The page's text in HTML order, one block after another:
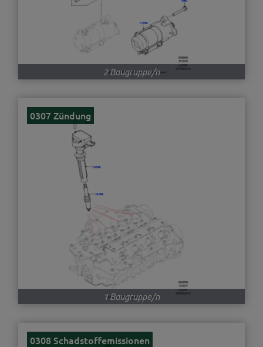
2 Baugruppe/n
0307 Zündung
1 Baugruppe/n
0308 Schadstoffemissionen